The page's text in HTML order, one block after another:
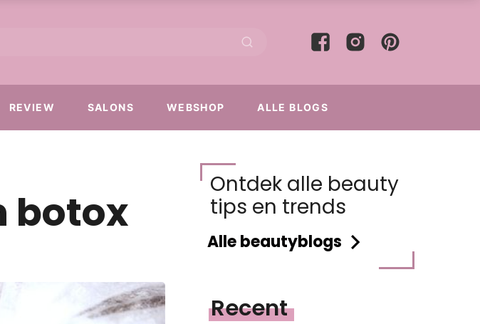
REVIEW SALONS WEBSHOP ALLE BLOGS
botox
Ontdek alle beauty
tips en trends
Alle beautyblogs
Recent